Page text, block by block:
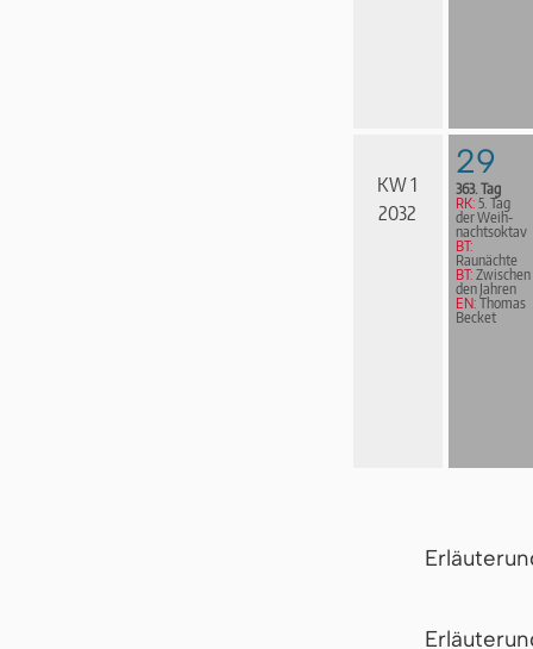
KW 1
2032
29
363. Tag
RK: 5. Tag
der Weih­
nachts­ok­tav
BT:
Raunächte
BT: Zwischen
den Jahren
EN: Thomas
Becket